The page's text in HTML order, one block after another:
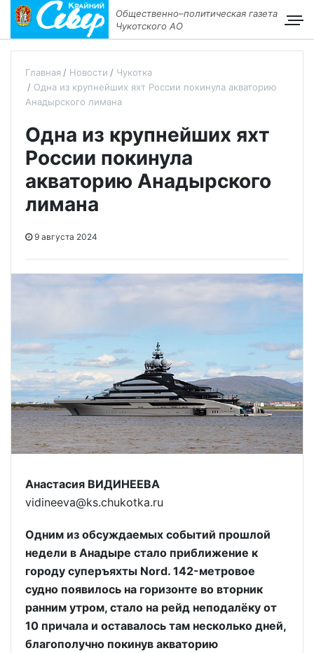
Общественно–политическая газета
Чукотского АО
Главная Новости
Чукотка
Одна из крупнейших яхт России покинула акваторию
Анадырского лимана
Одна из крупнейших яхт
России покинула
акваторию Анадырского
лимана
9 августа 2024
Анастасия ВИДИНЕЕВА
vidineeva@ks.chukotka.ru
Одним из обсуждаемых событий прошлой
недели в Анадыре стало приближение к
городу суперъяхты Nord. 142-метровое
судно появилось на горизонте во вторник
ранним утром, стало на рейд неподалёку от
10 причала и оставалось там несколько дней,
благополучно покинув акваторию